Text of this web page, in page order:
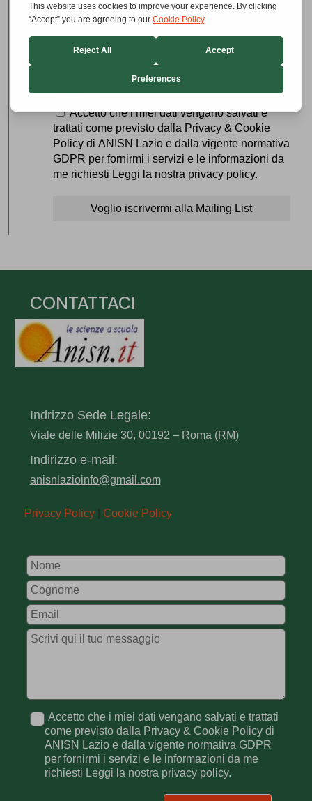
GDPR*
Accetto che i miei dati vengano salvati e
trattati come previsto dalla Privacy & Cookie
Policy di ANISN Lazio e dalla vigente normativa
GDPR per fornirmi i servizi e le informazioni da
me richiesti Leggi la nostra privacy policy.
CONTATTACI
Indrizzo Sede Legale:
Viale delle Milizie 30, 00192 – Roma (RM)
Indirizzo e-mail:
anisnlazioinfo@gmail.com
Privacy Policy| Cookie Policy
Leave
this
field
blank
Accetto che i miei dati vengano salvati e trattati
come previsto dalla Privacy & Cookie Policy di
ANISN Lazio e dalla vigente normativa GDPR
per fornirmi i servizi e le informazioni da me
richiesti Leggi la nostra privacy policy.